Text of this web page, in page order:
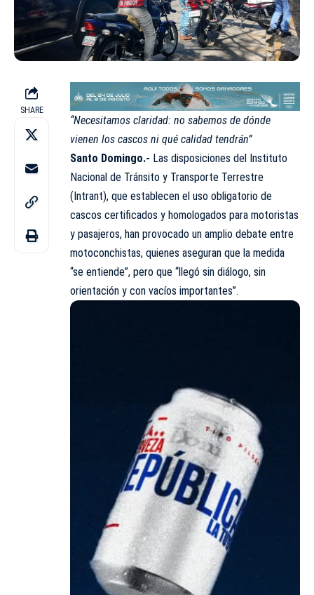
SHARE
“Necesitamos claridad: no sabemos de dónde
vienen los cascos ni qué calidad tendrán”
Santo Domingo.- Las disposiciones del Instituto
Nacional de Tránsito y Transporte Terrestre
(Intrant), que establecen el uso obligatorio de
cascos certificados y homologados para motoristas
y pasajeros, han provocado un amplio debate entre
motoconchistas, quienes aseguran que la medida
“se entiende”, pero que “llegó sin diálogo, sin
orientación y con vacíos importantes”.